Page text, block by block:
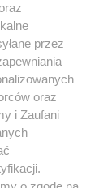
przez
oraz
i Zaufani